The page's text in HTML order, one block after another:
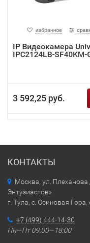
избранное
IP Видеокамера
IPC2124LB-SF40KM-
3 592,25 руб.
КОНТАКТЫ
Москва, ул.
Энтузиастов»
г. Тула, с. Осиновая
+7 (499) 444-14-30
Пн—Пт 09:00—18:00